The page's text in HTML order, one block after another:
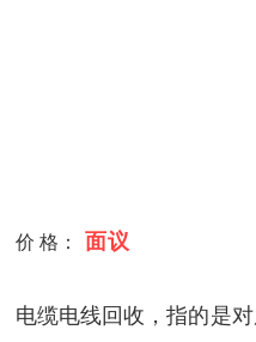
价 格： 面议
电缆电线回收，指的是